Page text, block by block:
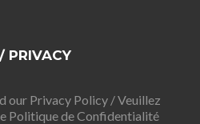
PRIVACY
our Privacy Policy / Veuillez
Politique de Confidentialité